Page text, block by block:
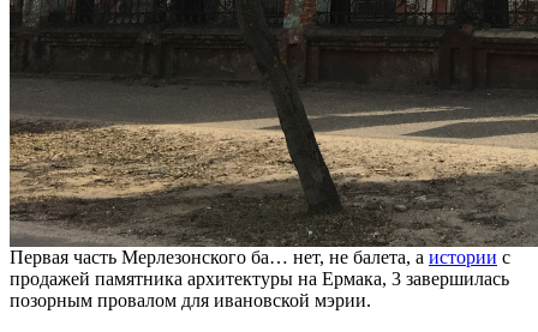
Первая часть Мерлезонского ба… нет, не балета, а истории с
продажей памятника архитектуры на Ермака, 3 завершилась
позорным провалом для ивановской мэрии.